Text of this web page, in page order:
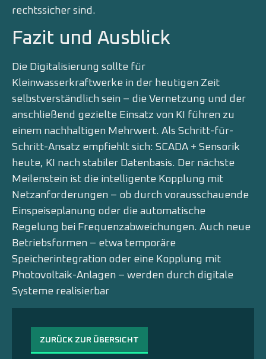
ZURÜCK ZUR ÜBERSICHT
rechtssicher sind.
Fazit und Ausblick
Die Digitalisierung sollte für
Kleinwasserkraftwerke in der heutigen Zeit
selbstverständlich sein – die Vernetzung und der
anschließend gezielte Einsatz von KI führen zu
einem nachhaltigen Mehrwert. Als Schritt-für-
Schritt-Ansatz empfiehlt sich: SCADA + Sensorik
heute, KI nach stabiler Datenbasis. Der nächste
Meilenstein ist die intelligente Kopplung mit
Netzanforderungen – ob durch vorausschauende
Einspeiseplanung oder die automatische
Regelung bei Frequenzabweichungen. Auch neue
Betriebsformen – etwa temporäre
Speicherintegration oder eine Kopplung mit
Photovoltaik-Anlagen – werden durch digitale
Systeme realisierbar